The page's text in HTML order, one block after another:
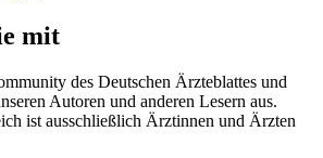
mit
des Deutschen Ärzteblattes und
Autoren und anderen Lesern aus.
ist ausschließlich Ärztinnen und Ärzten